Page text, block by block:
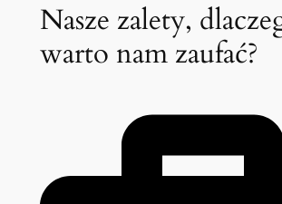
Nasze zalety,
warto nam zaufać?